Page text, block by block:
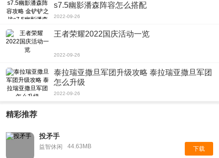
s7.5幽影潘森阵容怎么搭配
2022-09-26
王者荣耀2022国庆活动一览
2022-09-26
泰拉瑞亚撒旦军团升级攻略 泰拉瑞亚撒旦军团
怎么升级
2022-09-26
精彩推荐
投矛手
益智休闲 44.63MB 下载